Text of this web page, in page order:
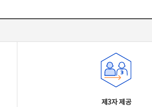
제3자 제공